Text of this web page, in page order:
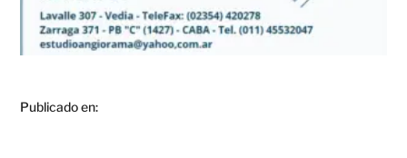
Publicado en: